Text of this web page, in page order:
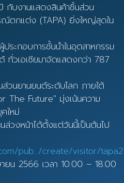
กับงานแสดงสินค้าชิ้นส่วน
ณ์ตกแต่ง (TAPA) ยิ่งใหญ่สุดใน
ระกอบการชั้นนำในอุตสาหกรรม
ทั่วเอเชียมาจัดแสดงกว่า 787
วนยานยนต์ระดับโลก ภายใต้
The Future" มุ่งเน้นความ
ใหม่
นล่วงหน้าได้ตั้งแต่วันนี้เป็นต้นไป
pub.../create/visitor/
ยน 2566 เวลา 10.00 – 18.00